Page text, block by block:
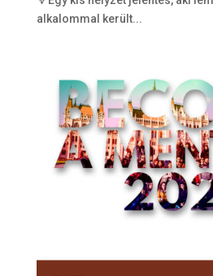
alkalommal került...